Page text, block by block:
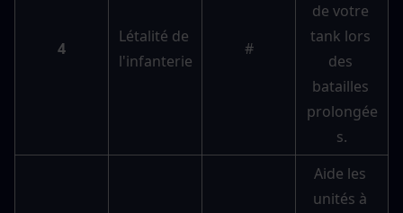
4
Létalité de
l'infanterie
#
de votre
tank lors
des
batailles
prolongée
s.
Aide les
unités à